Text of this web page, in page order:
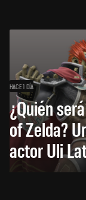
HACE 1 DÍA
¿Quién
of Zelda?
actor Uli